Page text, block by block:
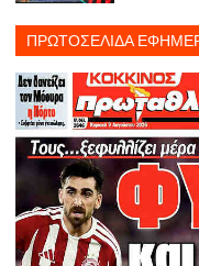
ΠΡΩΤΟΣΕΛΙΔΑ